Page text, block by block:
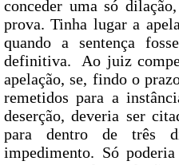
conceder uma só
prova.Tinha lugar a
quando a sentença
definitiva. Ao juiz
apelação, se, findo o
remetidos para a
deserção, deveria ser
para dentro de três
impedimento. Só